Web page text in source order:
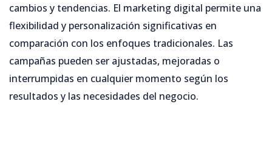
cambios y tendencias. El marketing digital permite una
flexibilidad y personalización significativas en
comparación con los enfoques tradicionales. Las
campañas pueden ser ajustadas, mejoradas o
interrumpidas en cualquier momento según los
resultados y las necesidades del negocio.